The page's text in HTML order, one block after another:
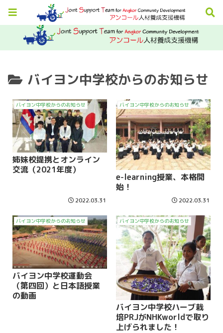
バイヨン中学校からのお知らせ
バイヨン中学校からのお知らせ
姉妹校提携とオンライン
交流（2021年度）
2022.03.31
バイヨン中学校からのお知らせ
e-learning授業、本格開
始！
2022.03.31
バイヨン中学校からのお知らせ
バイヨン中学校運動会
（第四回）と日本語授業
の動画
バイヨン中学校からのお知らせ
バイヨン中学校ハーブ栽
培PRJがNHKworldで取り
上げられました！